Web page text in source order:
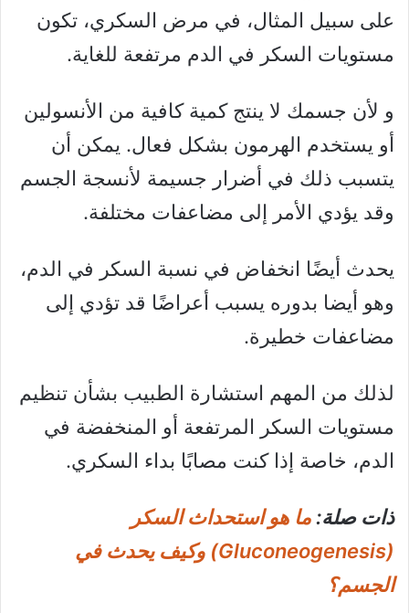
على سبيل المثال، في مرض السكري، تكون
مستويات السكر في الدم مرتفعة للغاية.
و لأن جسمك لا ينتج كمية كافية من الأنسولين
أو يستخدم الهرمون بشكل فعال. يمكن أن
يتسبب ذلك في أضرار جسيمة لأنسجة الجسم
وقد يؤدي الأمر إلى مضاعفات مختلفة.
يحدث أيضًا انخفاض في نسبة السكر في الدم،
وهو أيضا بدوره يسبب أعراضًا قد تؤدي إلى
مضاعفات خطيرة.
لذلك من المهم استشارة الطبيب بشأن تنظيم
مستويات السكر المرتفعة أو المنخفضة في
الدم، خاصة إذا كنت مصابًا بداء السكري.
ذات صلة:ما هو استحداث السكر
(Gluconeogenesis) وكيف يحدث في
الجسم؟